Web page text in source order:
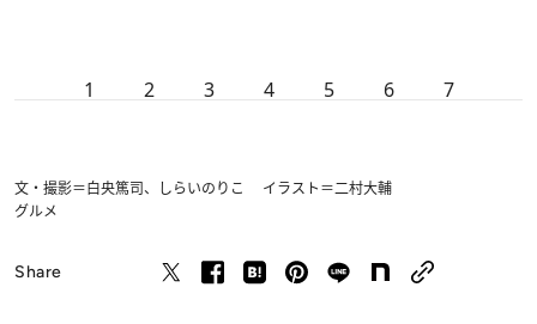
1 2 3 4 5 6 7
文・撮影＝白央篤司、しらいのりこ イラスト＝二村大輔
グルメ
Share